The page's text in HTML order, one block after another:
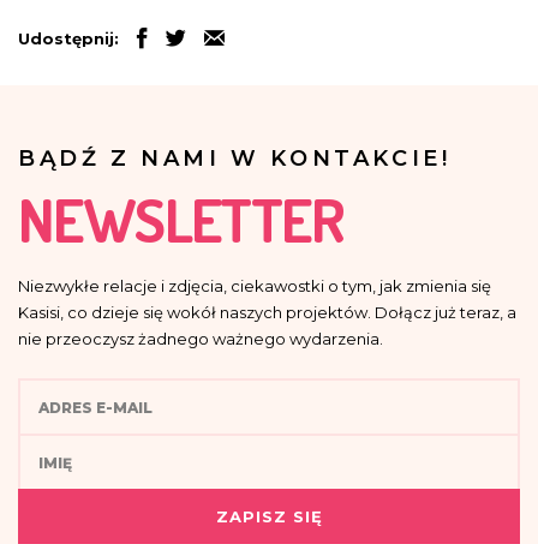
Udostępnij:
BĄDŹ Z NAMI W KONTAKCIE!
NEWSLETTER
Niezwykłe relacje i zdjęcia, ciekawostki o tym, jak zmienia się
Kasisi, co dzieje się wokół naszych projektów. Dołącz już teraz, a
nie przeoczysz żadnego ważnego wydarzenia.
ZAPISZ SIĘ